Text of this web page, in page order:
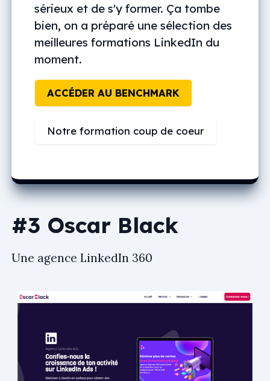
sérieux et de s'y former. Ça tombe
bien, on a préparé une sélection des
meilleures formations LinkedIn du
moment.
ACCÉDER AU BENCHMARK
Notre formation coup de coeur
#3 Oscar Black
Une agence LinkedIn 360